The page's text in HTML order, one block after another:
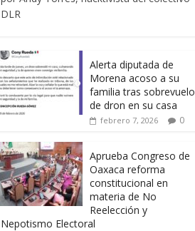
DLR
Alerta diputada de
Morena acoso a su
familia tras sobrevuelo
de dron en su casa
febrero 7, 2026 0
Aprueba Congreso de
Oaxaca reforma
constitucional en
materia de No
Reelección y
Nepotismo Electoral